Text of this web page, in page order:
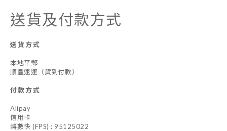
送貨及付款方式
送貨方式
本地平郵
順豐速運（貨到付款）
付款方式
Alipay
信用卡
轉數快 (FPS) : 95125022